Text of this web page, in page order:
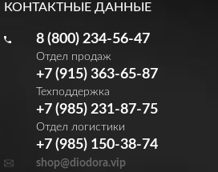
КОНТАКТНЫЕ ДАННЫЕ
8 (800) 234-56-47
Отдел продаж
+7 (915) 363-65-87
Техподдержка
+7 (985) 231-87-75
Отдел логистики
+7 (985) 150-38-74
shop@diodora.vip